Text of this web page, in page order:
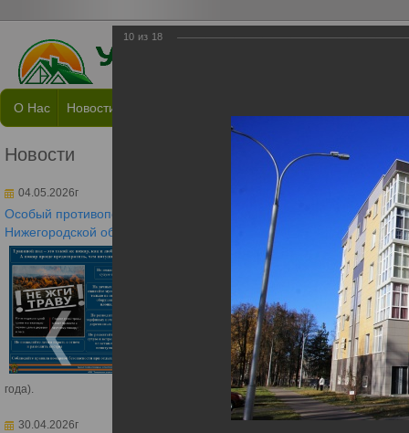
О Нас Новости
Новости
04.05.2026г
Особый противопожарный режим в
Нижегородской области
Нижегородской области
противопожарный
Нижегородской области
N 176 от 30.04.2026
года).
30.04.2026г
Обслуживаемые
10 из 18